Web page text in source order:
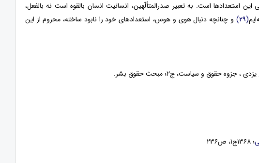
استعدادها است. به تعبیر صدرالمتألّهین، انسانیت انسان بالقوه است نه بالفعل،
(۲۹)
و چنانچه دنبال هوی و هوس، استعدادهای خود را نابود ساخته، محروم از این
؛ ۱۳۶۸ج۱، ص۲۳۶